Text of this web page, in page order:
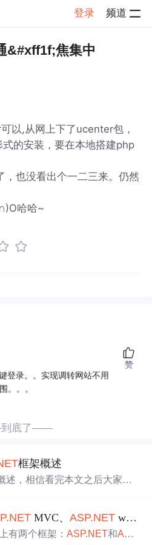
登录 频道
子详情
&#xff1f;焦集中
以,从网上下了ucenter包，
的安装，要在本地搭建php
，也没看出个一二三来。仍然
哈哈~
登录。。实现调转网站不用
。。。
赞
底了——
框架概述
述，相信看完本文之后大家就
的网站和 Web 应用程序。还可
接口）并使用 Web 套接字等实
MVC、ASP.NET web form、
有两个框架：ASP.NET和ASP.